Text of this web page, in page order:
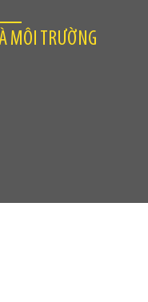
MÔI TRƯỜNG